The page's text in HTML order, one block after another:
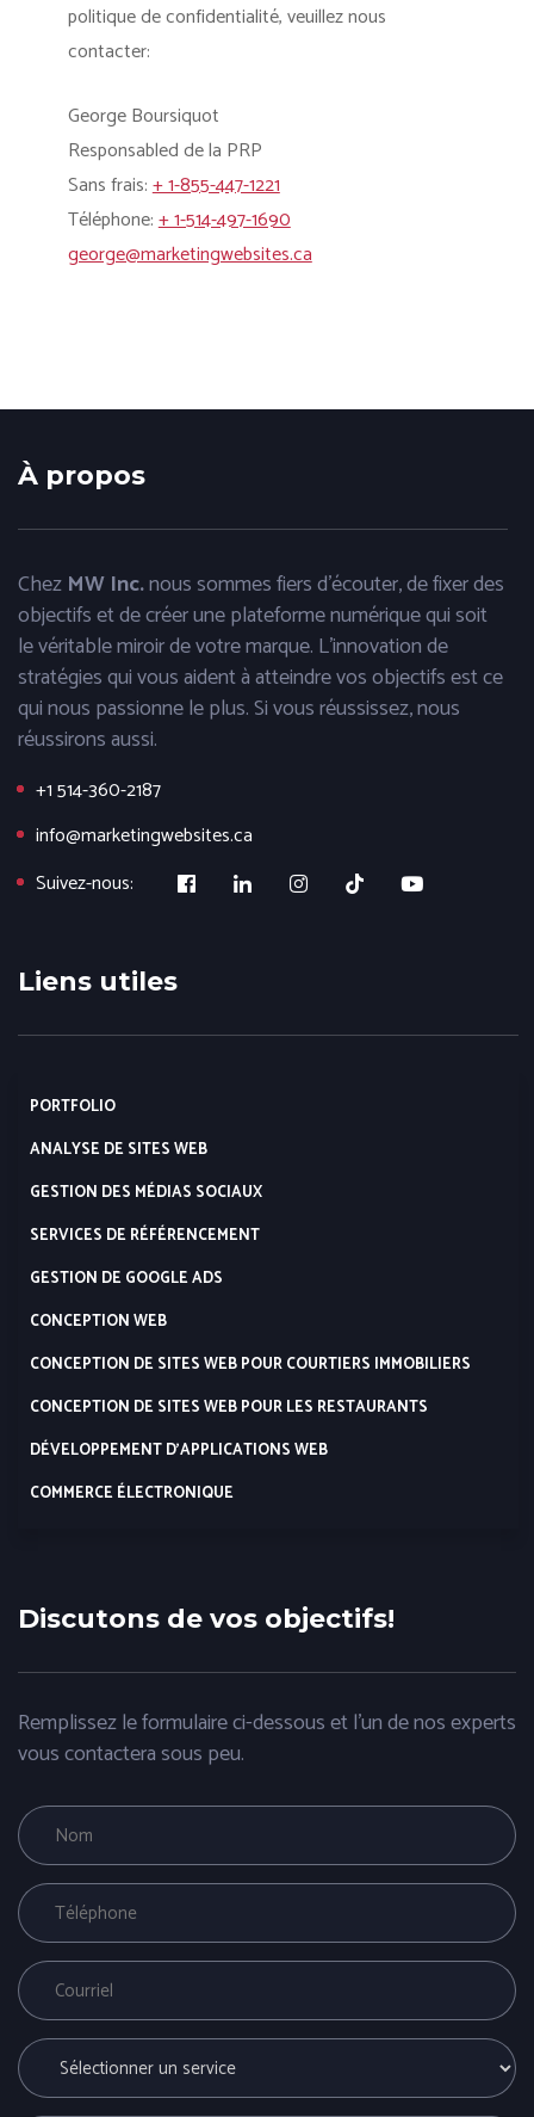
politique de confidentialité, veuillez nous
contacter:
George Boursiquot
Responsabled de la PRP
Sans frais:+ 1-855-447-1221
Téléphone:+ 1-514-497-1690
george@marketingwebsites.ca
À propos
Chez MW Inc.nous sommes fiers d'écouter, de fixer des
objectifs et de créer une plateforme numérique qui soit
le véritable miroir de votre marque. L'innovation de
stratégies qui vous aident à atteindre vos objectifs est ce
qui nous passionne le plus. Si vous réussissez, nous
réussirons aussi.
+1 514-360-2187
info@marketingwebsites.ca
Suivez-nous:
Liens utiles
PORTFOLIO
ANALYSE DE SITES WEB
GESTION DES MÉDIAS SOCIAUX
SERVICES DE RÉFÉRENCEMENT
GESTION DE GOOGLE ADS
CONCEPTION WEB
CONCEPTION DE SITES WEB POUR COURTIERS IMMOBILIERS
CONCEPTION DE SITES WEB POUR LES RESTAURANTS
DÉVELOPPEMENT D’APPLICATIONS WEB
COMMERCE ÉLECTRONIQUE
Discutons de vos objectifs!
Remplissez le formulaire ci-dessous et l'un de nos experts
vous contactera sous peu.